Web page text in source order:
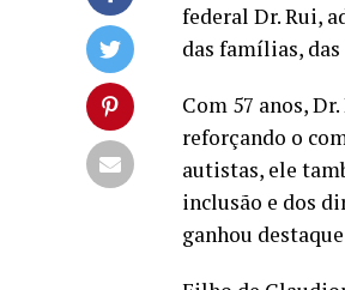
federal Dr. Rui,
das famílias,
Com 57 anos,
reforçando o
autistas, ele
inclusão e dos
ganhou